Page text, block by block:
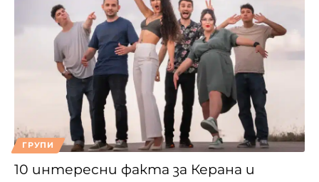
ГРУПИ
10 интересни факта за Керана и